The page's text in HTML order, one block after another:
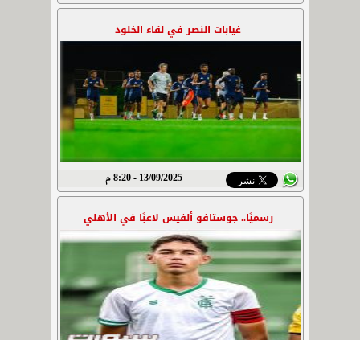
غيابات النصر في لقاء الخلود
13/09/2025 - 8:20 م
رسميًا.. جوستافو ألفيس لاعبًا في الأهلي